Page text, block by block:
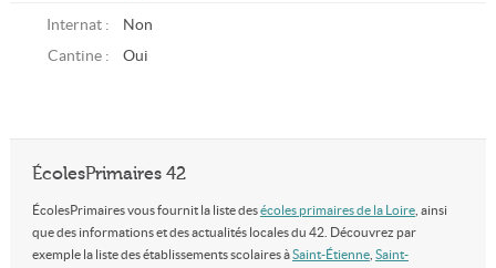
Internat :
Non
Cantine :
Oui
ÉcolesPrimaires 42
ÉcolesPrimaires vous fournit la liste desécoles primaires de la Loire, ainsi
que des informations et des actualités locales du 42. Découvrez par
exemple la liste des établissements scolaires àSaint-Étienne, Saint-